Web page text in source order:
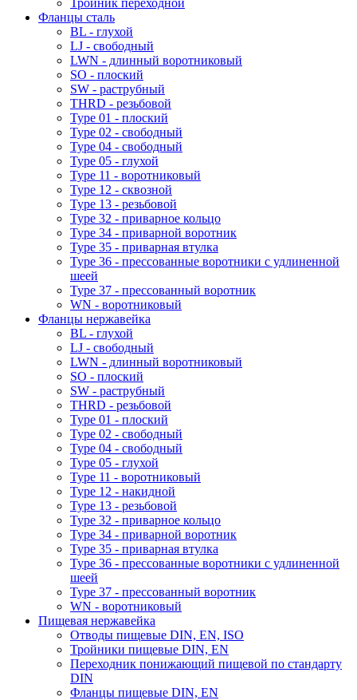
Тройник переходной
Фланцы сталь
BL - глухой
LJ - свободный
LWN - длинный воротниковый
SO - плоский
SW - раструбный
THRD - резьбовой
Type 01 - плоский
Type 02 - свободный
Type 04 - свободный
Type 05 - глухой
Type 11 - воротниковый
Type 12 - сквозной
Type 13 - резьбовой
Type 32 - приварное кольцо
Type 34 - приварной воротник
Type 35 - приварная втулка
Type 36 - прессованные воротники с удлиненной
шеей
Type 37 - прессованный воротник
WN - воротниковый
Фланцы нержавейка
BL - глухой
LJ - свободный
LWN - длинный воротниковый
SO - плоский
SW - раструбный
THRD - резьбовой
Type 01 - плоский
Type 02 - свободный
Type 04 - свободный
Type 05 - глухой
Type 11 - воротниковый
Type 12 - накидной
Type 13 - резьбовой
Type 32 - приварное кольцо
Type 34 - приварной воротник
Type 35 - приварная втулка
Type 36 - прессованные воротники с удлиненной
шеей
Type 37 - прессованный воротник
WN - воротниковый
Пищевая нержавейка
Отводы пищевые DIN, EN, ISO
Тройники пищевые DIN, EN
Переходник понижающий пищевой по стандарту
DIN
Фланцы пищевые DIN, EN